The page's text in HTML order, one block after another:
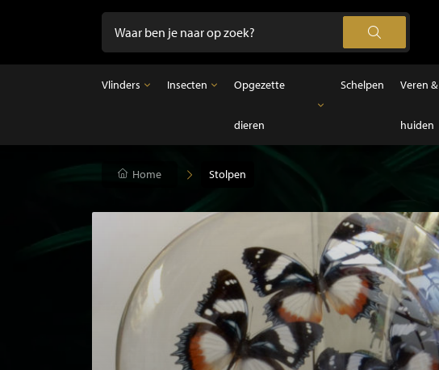
Vlinders
Vlinders in stolp
Insecten
Ongeprepareerde insecten
Opgezette
dieren
Opgezette vogels
Opgezette zoogdieren
Opgezette vissen
Schelpen Veren &
huiden
Home
Stolpen